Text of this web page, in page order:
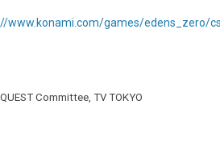
www.konami.com/games/edens_zero/
Committee, TV TOKYO